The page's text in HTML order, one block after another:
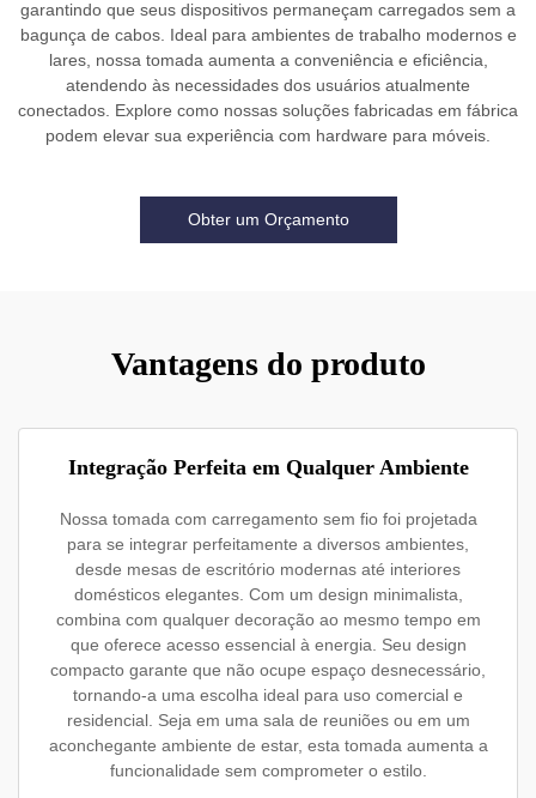
garantindo que seus dispositivos permaneçam carregados sem a
bagunça de cabos. Ideal para ambientes de trabalho modernos e
lares, nossa tomada aumenta a conveniência e eficiência,
atendendo às necessidades dos usuários atualmente
conectados. Explore como nossas soluções fabricadas em fábrica
podem elevar sua experiência com hardware para móveis.
Obter um Orçamento
Vantagens do produto
Integração Perfeita em Qualquer Ambiente
Nossa tomada com carregamento sem fio foi projetada
para se integrar perfeitamente a diversos ambientes,
desde mesas de escritório modernas até interiores
domésticos elegantes. Com um design minimalista,
combina com qualquer decoração ao mesmo tempo em
que oferece acesso essencial à energia. Seu design
compacto garante que não ocupe espaço desnecessário,
tornando-a uma escolha ideal para uso comercial e
residencial. Seja em uma sala de reuniões ou em um
aconchegante ambiente de estar, esta tomada aumenta a
funcionalidade sem comprometer o estilo.